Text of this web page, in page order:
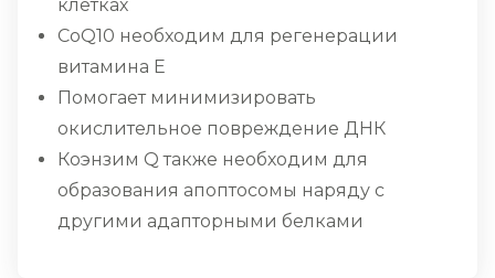
клетках
CoQ10 необходим для регенерации
витамина Е
Помогает минимизировать
окислительное повреждение ДНК
Коэнзим Q также необходим для
образования апоптосомы наряду с
другими адапторными белками